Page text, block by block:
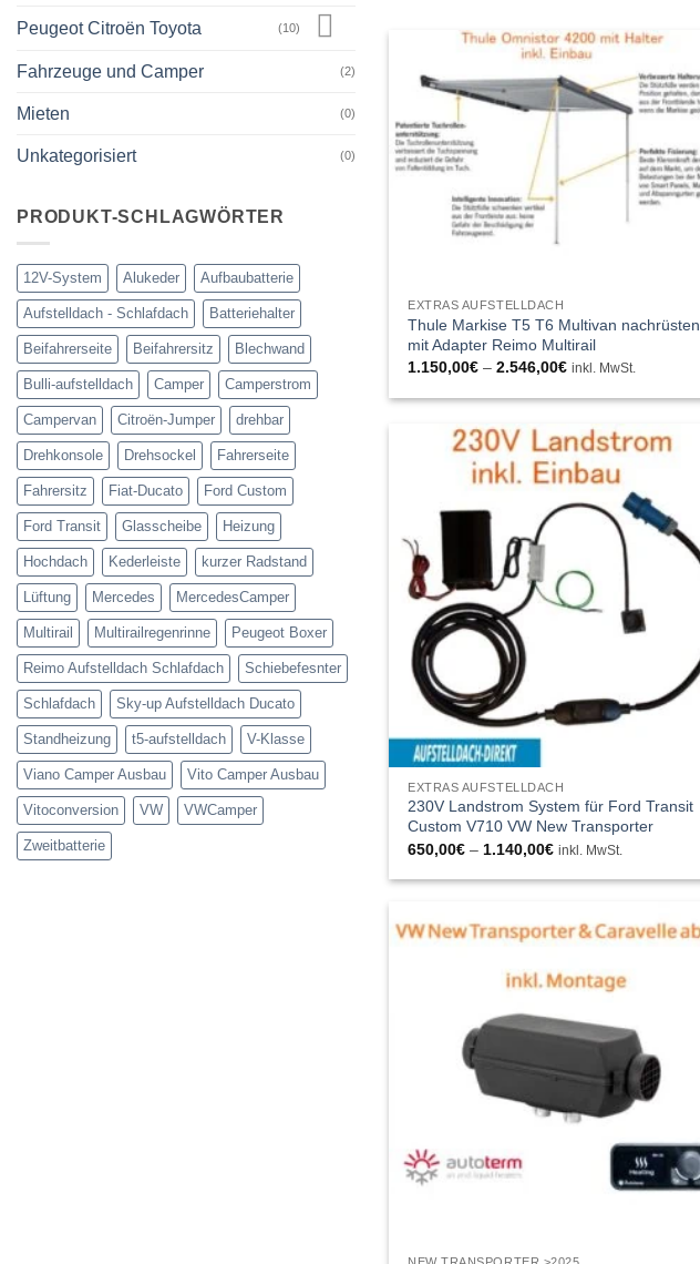
Peugeot Citroën Toyota (10)
Fahrzeuge und Camper (2)
Mieten (0)
Unkategorisiert (0)
PRODUKT-SCHLAGWÖRTER
12V-System Alukeder Aufbaubatterie
Aufstelldach - Schlafdach Batteriehalter
Beifahrerseite Beifahrersitz Blechwand
Bulli-aufstelldach Camper Camperstrom
Campervan Citroën-Jumper drehbar
Drehkonsole Drehsockel Fahrerseite
Fahrersitz Fiat-Ducato Ford Custom
Ford Transit Glasscheibe Heizung
Hochdach Kederleiste kurzer Radstand
Lüftung Mercedes MercedesCamper
Multirail Multirailregenrinne Peugeot Boxer
Reimo Aufstelldach Schlafdach Schiebefesnter
Schlafdach Sky-up Aufstelldach Ducato
Standheizung t5-aufstelldach V-Klasse
Viano Camper Ausbau Vito Camper Ausbau
Vitoconversion VW VWCamper
Zweitbatterie
EXTRAS AUFSTELLDACH
Thule Markise T5 T6 Multivan nachrüsten
mit Adapter Reimo Multirail
1.150,00€ –2.546,00€Preisspanne:
bis
inkl. MwSt.
EXTRAS AUFSTELLDACH
230V Landstrom System für Ford Transit
Custom V710 VW New Transporter
650,00€ – 1.140,00€Preisspanne:
bis
inkl. MwSt.